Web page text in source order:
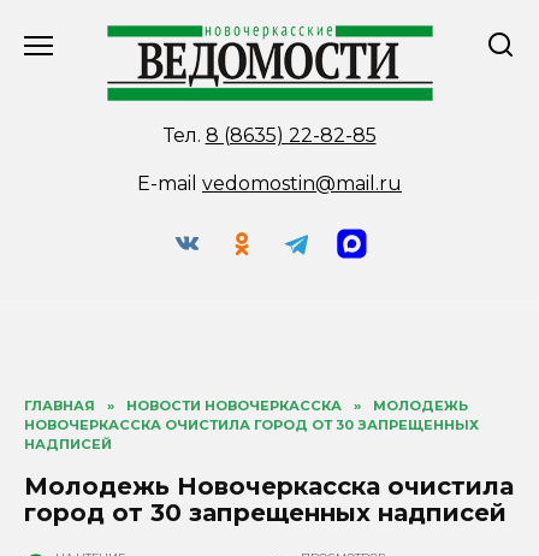
Тел. 8 (8635) 22-82-85
E-mail vedomostin@mail.ru
ГЛАВНАЯ » НОВОСТИ НОВОЧЕРКАССКА »
МОЛОДЕЖЬ
НОВОЧЕРКАССКА ОЧИСТИЛА ГОРОД ОТ 30 ЗАПРЕЩЕННЫХ
НАДПИСЕЙ
Молодежь Новочеркасска очистила
город от 30 запрещенных надписей